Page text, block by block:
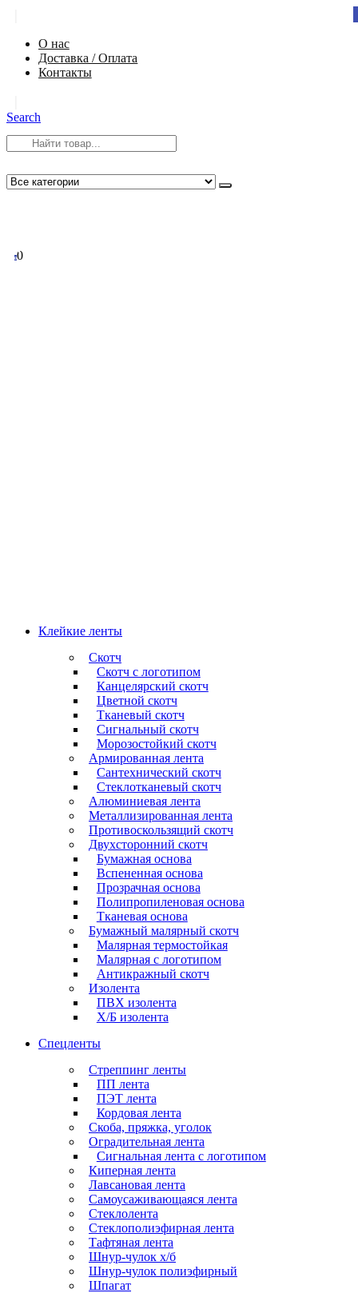
О нас
Доставка / Оплата
Контакты
Search
00
Клейкие ленты
Скотч
Скотч с логотипом
Канцелярский скотч
Цветной скотч
Тканевый скотч
Сигнальный скотч
Морозостойкий скотч
Армированная лента
Сантехнический скотч
Стеклотканевый скотч
Алюминиевая лента
Металлизированная лента
Противоскользящий скотч
Двухсторонний скотч
Бумажная основа
Вспененная основа
Прозрачная основа
Полипропиленовая основа
Тканевая основа
Бумажный малярный скотч
Малярная термостойкая
Малярная с логотипом
Антикражный скотч
Изолента
ПВХ изолента
Х/Б изолента
Спецленты
Стреппинг ленты
ПП лента
ПЭТ лента
Кордовая лента
Скоба, пряжка, уголок
Оградительная лента
Сигнальная лента с логотипом
Киперная лента
Лавсановая лента
Самоусаживающаяся лента
Стеклолента
Стеклополиэфирная лента
Тафтяная лента
Шнур-чулок х/б
Шнур-чулок полиэфирный
Шпагат